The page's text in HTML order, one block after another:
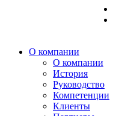
О компании
О компании
История
Руководство
Компетенции
Клиенты